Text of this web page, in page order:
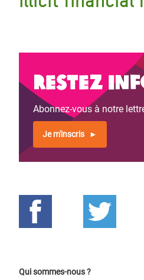
d'Ariane
Restez
Abonnez-vous à notre
Je m'inscris
Qui sommes-nous ?